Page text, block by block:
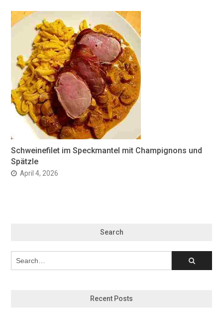
Schweinefilet im Speckmantel mit Champignons und
Spätzle
April 4, 2026
Search
Recent Posts